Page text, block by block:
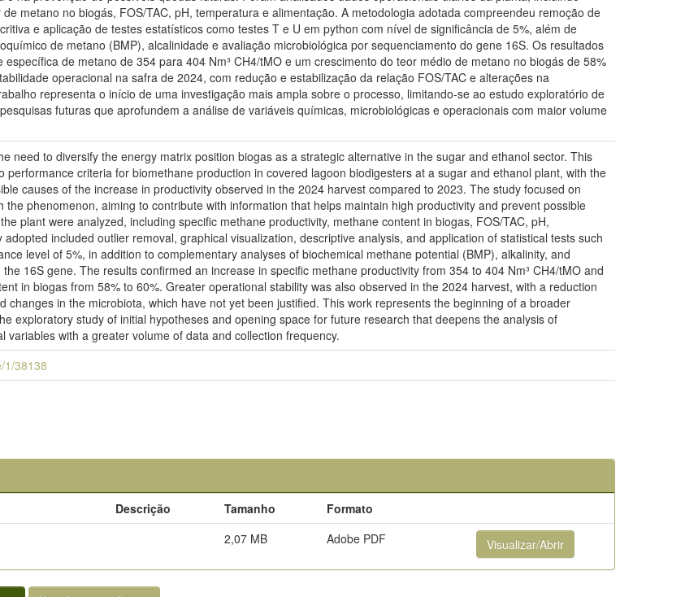
metano no biogás, FOS/TAC, pH, temperatura e alimentação. A metodologia adotada compreendeu remoção de
e aplicação de testes estatísticos como testes T e U em python com nível de significância de 5%, além de
de metano (BMP), alcalinidade e avaliação microbiológica por sequenciamento do gene 16S. Os resultados
de metano de 354 para 404 Nm³ CH4/tMO e um crescimento do teor médio de metano no biogás de 58%
operacional na safra de 2024, com redução e estabilização da relação FOS/TAC e alterações na
representa o início de uma investigação mais ampla sobre o processo, limitando-se ao estudo exploratório de
futuras que aprofundem a análise de variáveis químicas, microbiológicas e operacionais com maior volume
need to diversify the energy matrix position biogas as a strategic alternative in the sugar and ethanol sector. This
performance criteria for biomethane production in covered lagoon biodigesters at a sugar and ethanol plant, with the
causes of the increase in productivity observed in the 2024 harvest compared to 2023. The study focused on
the phenomenon, aiming to contribute with information that helps maintain high productivity and prevent possible
plant were analyzed, including specific methane productivity, methane content in biogas, FOS/TAC, pH,
included outlier removal, graphical visualization, descriptive analysis, and application of statistical tests such
level of 5%, in addition to complementary analyses of biochemical methane potential (BMP), alkalinity, and
16S gene. The results confirmed an increase in specific methane productivity from 354 to 404 Nm³ CH4/tMO and
in biogas from 58% to 60%. Greater operational stability was also observed in the 2024 harvest, with a reduction
changes in the microbiota, which have not yet been justified. This work represents the beginning of a broader
exploratory study of initial hypotheses and opening space for future research that deepens the analysis of
variables with a greater volume of data and collection frequency.
1/38138
Descrição Tamanho
Formato
2,07 MB Adobe PDF Visualizar/Abrir